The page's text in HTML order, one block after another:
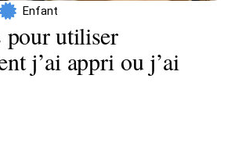
Enfant
pour utiliser
j’ai appri ou j’ai